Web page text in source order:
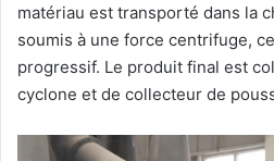
matériau est transporté dans la
soumis à une force centrifuge,
progressif. Le produit final est
cyclone et de collecteur de